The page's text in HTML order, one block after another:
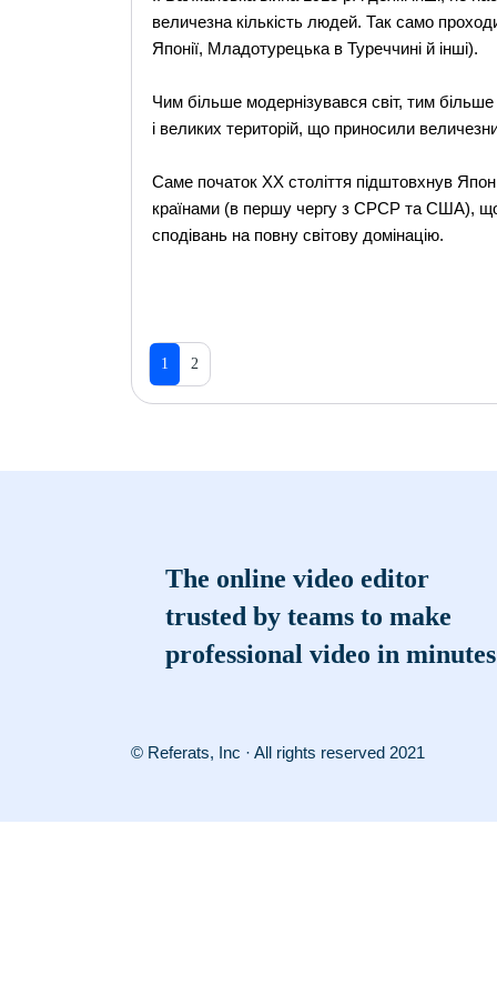
величезна кількість людей. Так само
Японії, Младотурецька в Туреччині й інші).
Чим більше модернізувався світ, тим
і великих територій, що приносили
Саме початок ХХ століття підштовхнув
країнами (в першу чергу з СРСР та США),
сподівань на повну світову домінацію.
1 2
The online video editor
trusted by teams to make
professional video in minutes
© Referats, Inc · All rights reserved 2021